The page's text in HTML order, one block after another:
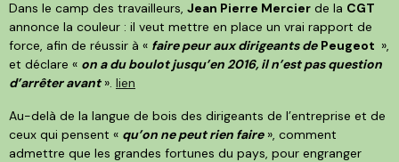
Dans le camp des travailleurs, Jean Pierre Mercier de la CGT
annonce la couleur : il veut mettre en place un vrai rapport de
force, afin de réussir à « faire peur aux dirigeants de Peugeot »,
et déclare « on a du boulot jusqu’en 2016, il n’est pas question
d’arrêter avant». lien
Au-delà de la langue de bois des dirigeants de l’entreprise et de
ceux qui pensent « qu’on ne peut rien faire», comment
admettre que les grandes fortunes du pays, pour engranger